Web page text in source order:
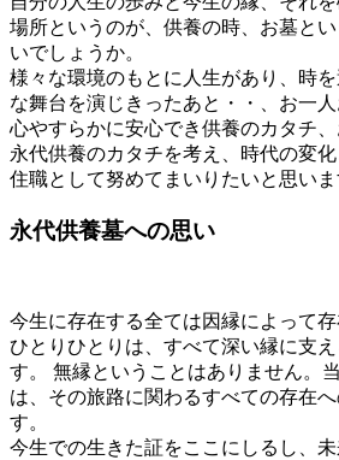
場所というのが、供養の時、お墓と
いでしょうか。
様々な環境のもとに人生があり、時
な舞台を演じきったあと・・、お一
心やすらかに安心でき供養のカタチ
永代供養のカタチを考え、時代の変化
住職として努めてまいりたいと思いま
永代供養墓への思い
今生に存在する全ては因縁によって
ひとりひとりは、すべて深い縁に支
す。 無縁ということはありません。
は、その旅路に関わるすべての存在
す。
今生での生きた証をここにしるし、